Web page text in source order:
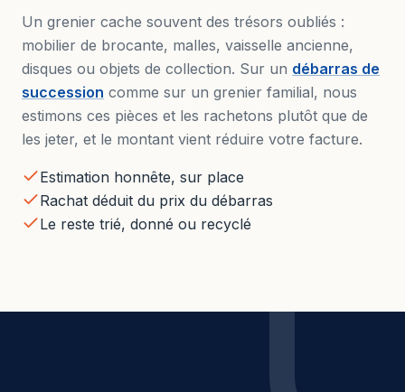
Un grenier cache souvent des trésors oubliés :
mobilier de brocante, malles, vaisselle ancienne,
disques ou objets de collection. Sur un débarras de
succession comme sur un grenier familial, nous
estimons ces pièces et les rachetons plutôt que de
les jeter, et le montant vient réduire votre facture.
Estimation honnête, sur place
Rachat déduit du prix du débarras
Le reste trié, donné ou recyclé